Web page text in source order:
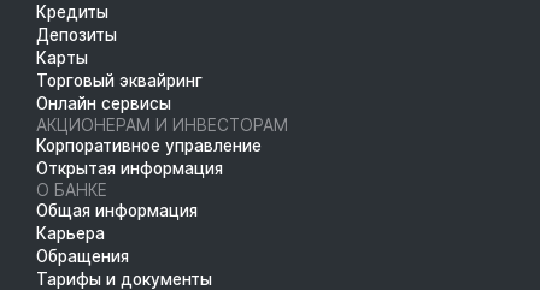
Кредиты
Депозиты
Карты
Торговый эквайринг
Онлайн сервисы
АКЦИОНЕРАМ И ИНВЕСТОРАМ
Корпоративное управление
Открытая информация
О БАНКЕ
Общая информация
Карьера
Обращения
Тарифы и документы